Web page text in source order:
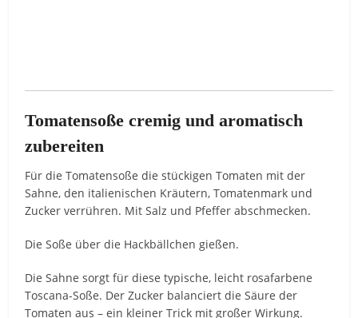
Tomatensoße cremig und aromatisch
zubereiten
Für die Tomatensoße die stückigen Tomaten mit der
Sahne, den italienischen Kräutern, Tomatenmark und
Zucker verrühren. Mit Salz und Pfeffer abschmecken.
Die Soße über die Hackbällchen gießen.
Die Sahne sorgt für diese typische, leicht rosafarbene
Toscana-Soße. Der Zucker balanciert die Säure der
Tomaten aus – ein kleiner Trick mit großer Wirkung.